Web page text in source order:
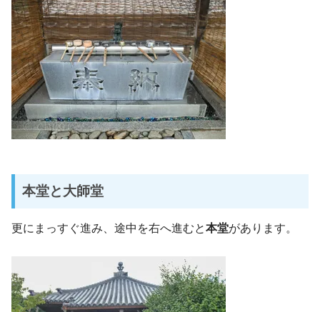
本堂と大師堂
更にまっすぐ進み、途中を右へ進むと本堂があります。